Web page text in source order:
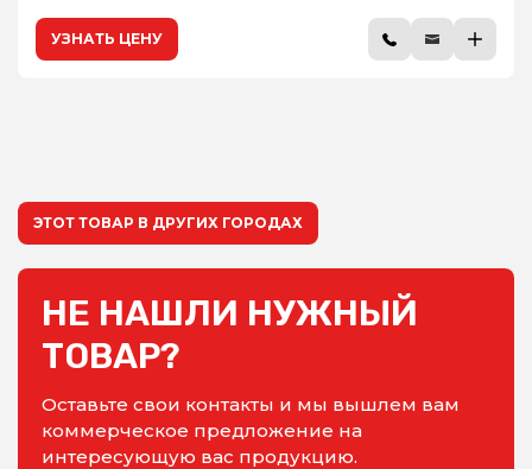
УЗНАТЬ ЦЕНУ
ЭТОТ ТОВАР В ДРУГИХ ГОРОДАХ
НЕ НАШЛИ НУЖНЫЙ
ТОВАР?
Оставьте свои контакты и мы вышлем вам
коммерческое предложение на
интересующую вас продукцию.